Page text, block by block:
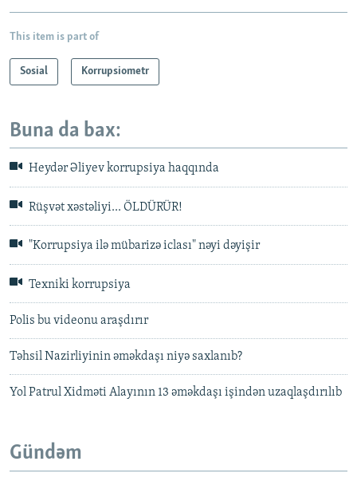
This item is part of
Sosial Korrupsiometr
Buna da bax:
Heydər Əliyev korrupsiya haqqında
Rüşvət xəstəliyi... ÖLDÜRÜR!
"Korrupsiya ilə mübarizə iclası" nəyi dəyişir
Texniki korrupsiya
Polis bu videonu araşdırır
Təhsil Nazirliyinin əməkdaşı niyə saxlanıb?
Yol Patrul Xidməti Alayının 13 əməkdaşı işindən uzaqlaşdırılıb
Gündəm